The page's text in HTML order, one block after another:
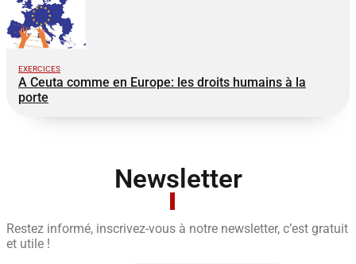
EXERCICES
A Ceuta comme en Europe: les droits humains à la
porte
Newsletter
Restez informé, inscrivez-vous à notre newsletter, c’est gratuit
et utile !